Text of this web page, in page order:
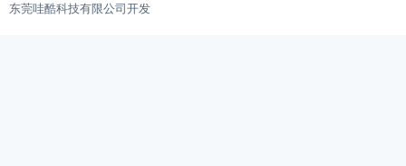
东莞哇酷科技有限公司开发